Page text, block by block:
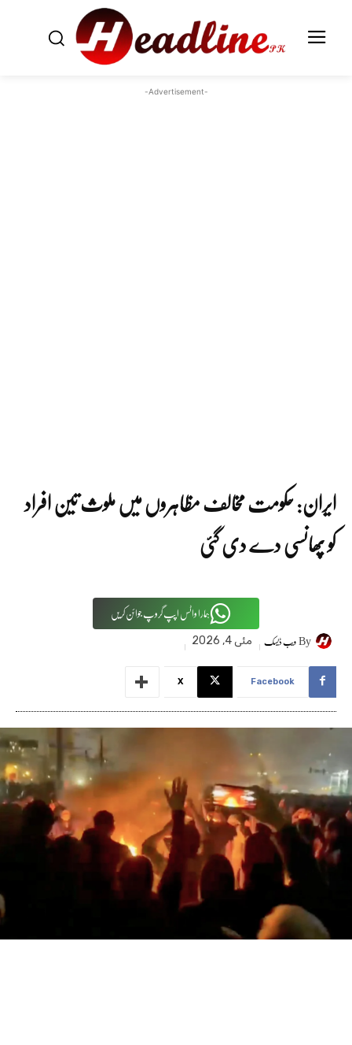
-Advertisement-
ایران: حکومت مخالف مظاہروں میں ملوث تین افراد
کو پھانسی دے دی گئی
ہمارا واٹس اپپ گروپ جوائن کریں
Byویب ڈیسک مئی 4, 2026
Facebook
X